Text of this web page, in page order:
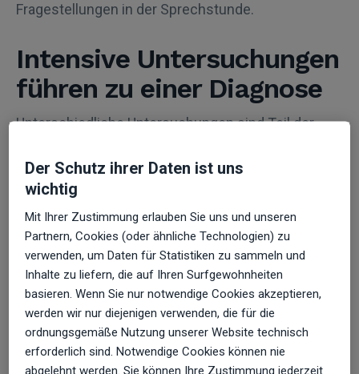
Fragestellungen in der Sprechstunde.
Intensive Untersuchungen
führen zu einer Diagnose
Unterschiedliche Untersuchungen sind Teil der
finden Laboruntersuchungen statt (Blut: z.B. IgG4-
Unverträglichkeitsüberprüfung, Zonulin. Stuhl:
Zustand der Darmschleimhaut, Enzymtätigkeit,
Verdauungsleistung sowie Zustand der Darmflora
zur Vorverwertung der Nahrung). Zum anderen
werden aber auch kinesiologische Untersuchungen
durchgeführt, die via Muskeltest prüfen, welche
Nahrungsmittel blockieren, d.h. in einen
überaktiven Zustand versetzen, oder schwächen.
Körperliche Untersuchungen sowie die gründliche
Der Schutz ihrer Daten ist uns
wichtig
Mit Ihrer Zustimmung erlauben Sie uns und unseren
Partnern, Cookies (oder ähnliche Technologien) zu
verwenden, um Daten für Statistiken zu sammeln und
Inhalte zu liefern, die auf Ihren Surfgewohnheiten
basieren. Wenn Sie nur notwendige Cookies akzeptieren,
werden wir nur diejenigen verwenden, die für die
ordnungsgemäße Nutzung unserer Website technisch
erforderlich sind. Notwendige Cookies können nie
abgelehnt werden. Sie können Ihre Zustimmung jederzeit